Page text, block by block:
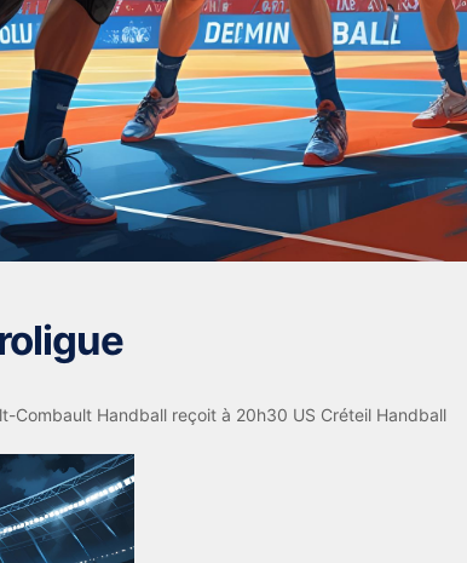
Combault Handball reçoit à 20h30 US Créteil Handball